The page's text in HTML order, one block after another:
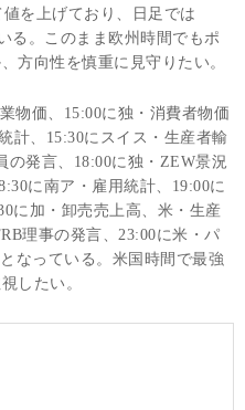
を上げており、日足では
る。このまま欧州時間でもポ
方向性を慎重に見守りたい。
物価、15:00に独・消費者物価
計、15:30にスイス・生産者輸
の発言、18:00に独・ZEW景況
に南ア・雇用統計、19:00に
に加・卸売売上高、米・生産
理事の発言、23:00に米・パ
なっている。米国時間で最強
したい。